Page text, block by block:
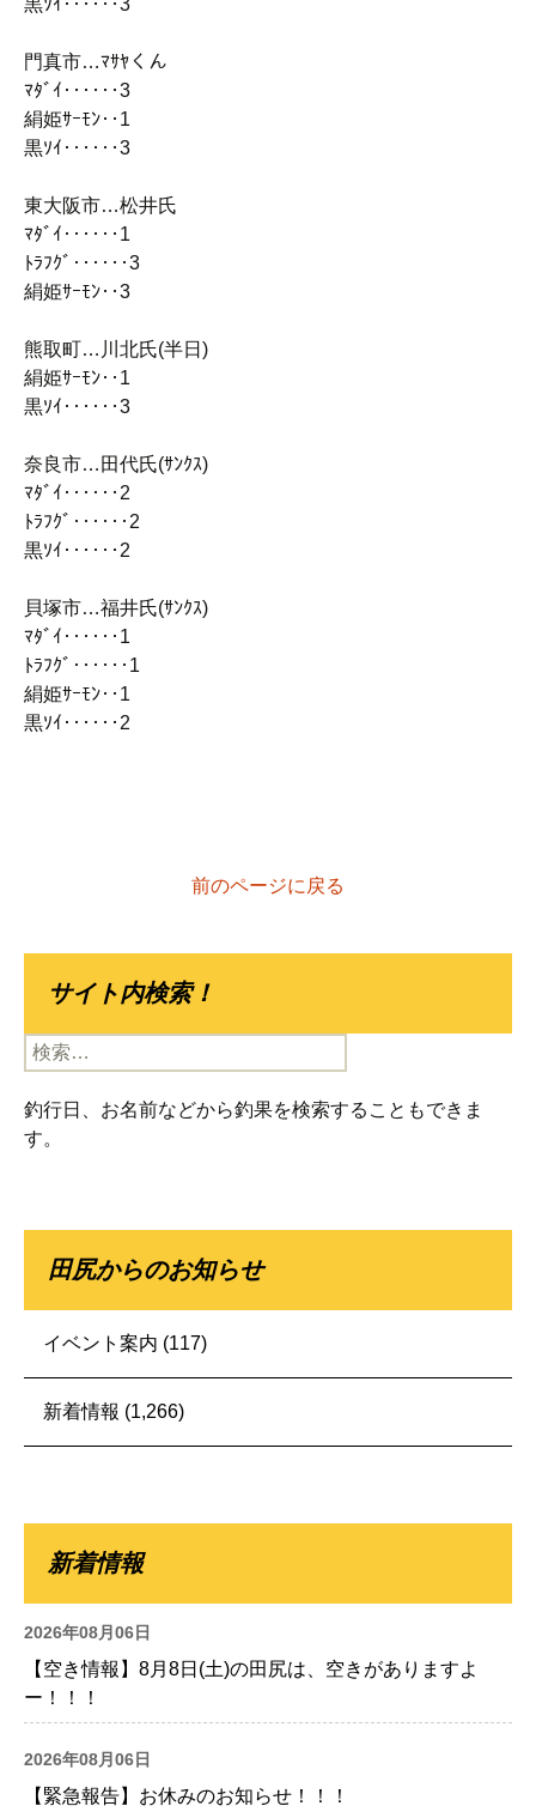
門真市…ﾏｻﾔくん
ﾏﾀﾞｲ‥‥‥3
絹姫ｻｰﾓﾝ‥1
黒ｿｲ‥‥‥3
東大阪市…松井氏
ﾏﾀﾞｲ‥‥‥1
ﾄﾗﾌｸﾞ‥‥‥3
絹姫ｻｰﾓﾝ‥3
熊取町…川北氏(半日)
絹姫ｻｰﾓﾝ‥1
黒ｿｲ‥‥‥3
奈良市…田代氏(ｻﾝｸｽ)
ﾏﾀﾞｲ‥‥‥2
ﾄﾗﾌｸﾞ‥‥‥2
黒ｿｲ‥‥‥2
貝塚市…福井氏(ｻﾝｸｽ)
ﾏﾀﾞｲ‥‥‥1
ﾄﾗﾌｸﾞ‥‥‥1
絹姫ｻｰﾓﾝ‥1
黒ｿｲ‥‥‥2
前のページに戻る
サイト内検索！
検
索:
釣行日、お名前などから釣果を検索することもできま
す。
田尻からのお知らせ
イベント案内 (117)
新着情報 (1,266)
新着情報
2026年08月06日
【空き情報】8月8日(土)の田尻は、空きがありますよ
ー！！！
2026年08月06日
【緊急報告】お休みのお知らせ！！！